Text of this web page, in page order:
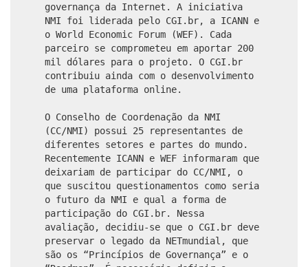
governança da Internet. A iniciativa
NMI foi liderada pelo CGI.br, a ICANN e
o World Economic Forum (WEF). Cada
parceiro se comprometeu em aportar 200
mil dólares para o projeto. O CGI.br
contribuiu ainda com o desenvolvimento
de uma plataforma online.
O Conselho de Coordenação da NMI
(CC/NMI) possui 25 representantes de
diferentes setores e partes do mundo.
Recentemente ICANN e WEF informaram que
deixariam de participar do CC/NMI, o
que suscitou questionamentos como seria
o futuro da NMI e qual a forma de
participação do CGI.br. Nessa
avaliação, decidiu-se que o CGI.br deve
preservar o legado da NETmundial, que
são os “Princípios de Governança” e o